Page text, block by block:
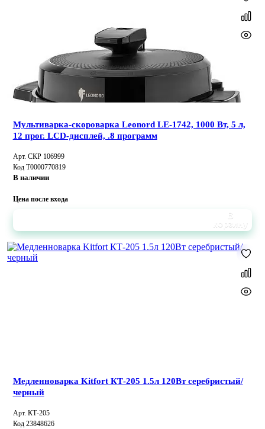
Мультиварка-скороварка Leonord LE-1742, 1000 Вт, 5 л,
12 прог. LCD-дисплей, .8 программ
Арт. СКР 106999
Код Т0000770819
В наличии
Цена после входа
В
корзину
Медленноварка Kitfort КТ-205 1.5л 120Вт серебристый/
черный
Арт. КТ-205
Код 23848626